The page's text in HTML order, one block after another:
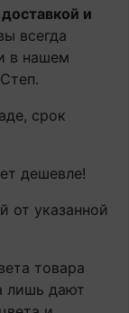
и
всегда
в нашем
срок
дешевле!
от указанной
товара
лишь дают